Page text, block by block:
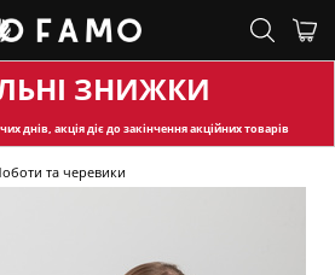
ЗНИЖКИ
днів, акція діє до закінчення акційних товарів
та черевики